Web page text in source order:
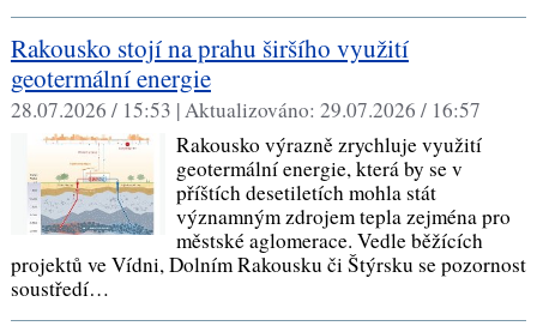
Rakousko stojí na prahu širšího využití
geotermální energie
28.07.2026 / 15:53 |Aktualizováno: 29.07.2026 / 16:57
Rakousko výrazně zrychluje využití
geotermální energie, která by se v
příštích desetiletích mohla stát
významným zdrojem tepla zejména pro
městské aglomerace. Vedle běžících
projektů ve Vídni, Dolním Rakousku či Štýrsku se pozornost
soustředí…